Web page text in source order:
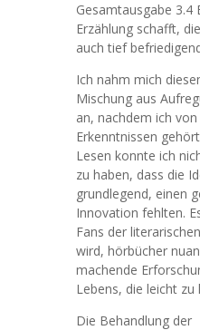
Gesamtausgabe 3.4
Erzählung schafft,
auch tief
Ich nahm mich
Mischung aus
an, nachdem ich
Erkenntnissen
Lesen konnte ich
zu haben, dass die
grundlegend, einen
Innovation fehlten.
Fans der
wird, hörbücher
machende
Lebens, die leicht
Die Behandlung der